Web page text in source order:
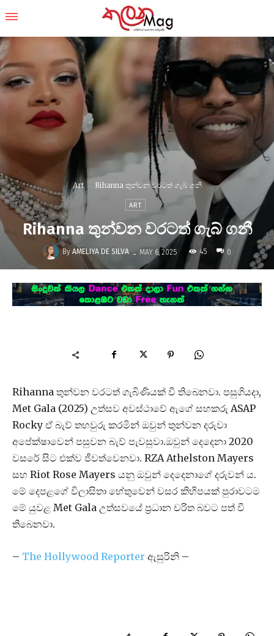
Art Rihanna තුන්වන වරටත් ගැබ් ගනී
ART
Rihanna තුන්වන වරටත් ගැබ් ගනී
By AMELIYA DE SILVA - MAY 6, 2025 45 0
Rihanna තුන්වන වරටත් ගැබිණියක් වී තිබෙනවා. පසුගියදා,
Met Gala (2025) උත්සව අවස්ථාවේ ඇගේ සහකරු ASAP
Rocky ඒ බැව් තහවුරු කරමින් ඔවුන් තුන්වන දරුවා
අපේක්ෂාවෙන් පසුවන බැව් පැවසුවා.ඔවුන් දෙදෙනා 2020
වසරේ සිට එක්ව ජීවත්වෙනවා. RZA Athelston Mayers
සහ Riot Rose Mayers යනු ඔවුන් දෙදෙනාගේ දරුවන් ය.
මේ දෙපළගේ විලාසිතා හේතුවෙන් වසර කිහිපයක් පුරාවටම
මේ යුවළ Met Gala උත්සවයේ ප්‍රධාන චරිත බවට පත් වී
තිබෙනවා.
– The Hollywood Reporter ඇසුරිනි –